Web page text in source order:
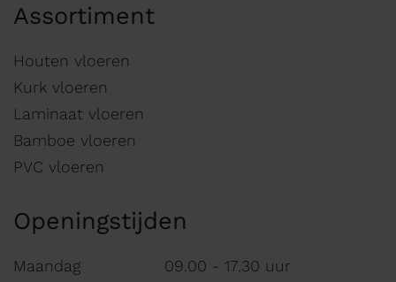
Assortiment
Houten vloeren
Kurk vloeren
Laminaat vloeren
Bamboe vloeren
PVC vloeren
Openingstijden
Maandag
09.00 - 17.30 uur